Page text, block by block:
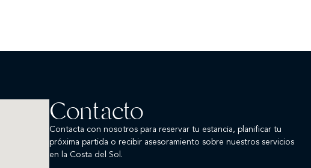
Contacto
Contacta con nosotros para reservar tu estancia, planificar tu
próxima partida o recibir asesoramiento sobre nuestros servicios
en la Costa del Sol.